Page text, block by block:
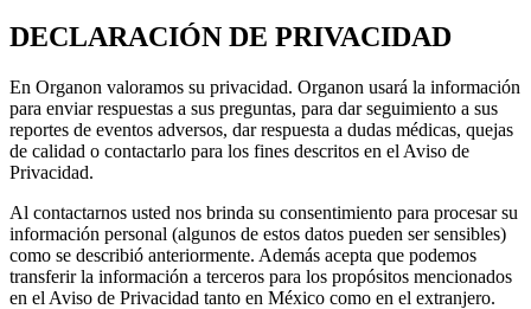
DECLARACIÓN DE PRIVACIDAD
En Organon valoramos su privacidad. Organon usará la información
para enviar respuestas a sus preguntas, para dar seguimiento a sus
reportes de eventos adversos, dar respuesta a dudas médicas, quejas
de calidad o contactarlo para los fines descritos en el Aviso de
Privacidad.
Al contactarnos usted nos brinda su consentimiento para procesar su
información personal (algunos de estos datos pueden ser sensibles)
como se describió anteriormente. Además acepta que podemos
transferir la información a terceros para los propósitos mencionados
en el Aviso de Privacidad tanto en México como en el extranjero.